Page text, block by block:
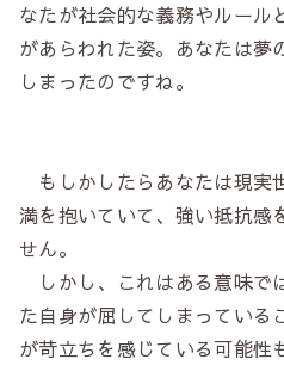
なたが社会的な義務やルール
があらわれた姿。あなたは夢
しまったのですね。
もしかしたらあなたは現実
満を抱いていて、強い抵抗感
せん。
しかし、これはある意味で
た自身が屈してしまっている
が苛立ちを感じている可能性